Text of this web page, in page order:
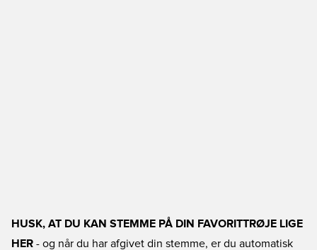
HUSK, AT DU KAN STEMME PÅ DIN FAVORITTRØJE LIGE
HER - og når du har afgivet din stemme, er du automatisk